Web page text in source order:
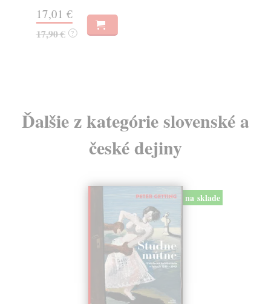
17,01 €
17,90 € ?
Ďalšie z kategórie slovenské a
české dejiny
na sklade